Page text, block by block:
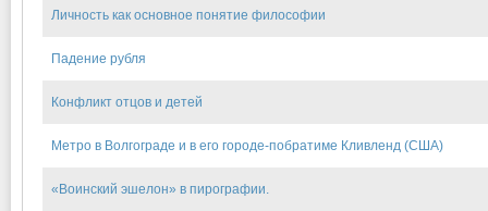
Личность как основное понятие философии
Падение рубля
Конфликт отцов и детей
Метро в Волгограде и в его городе-побратиме Кливленд (США)
«Воинский эшелон» в пирографии.